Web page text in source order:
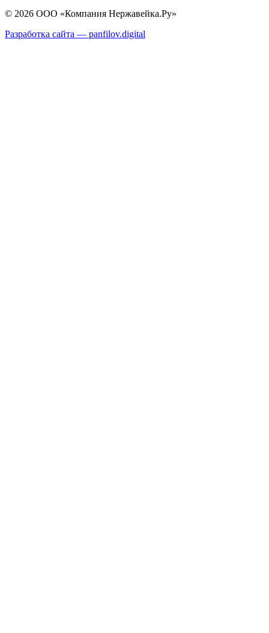
© 2026 ООО «Компания Нержавейка.Ру»
Разработка сайта — panfilov.digital